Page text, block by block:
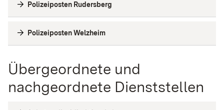
Polizeiposten Rudersberg
Polizeiposten Welzheim
Übergeordnete und
nachgeordnete Dienststellen